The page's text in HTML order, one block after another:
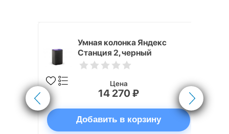
Умная колонка Яндекс
Станция 2, черный
Цена
14 270 ₽
Добавить в корзину